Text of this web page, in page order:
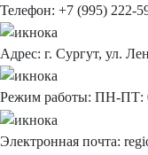
Телефон: +7 (995) 222-
Адрес: г. Сургут, ул.
Режим работы: ПН-ПТ:
Электронная почта: